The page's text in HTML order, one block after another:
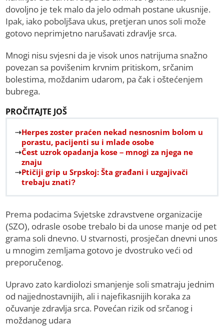
dovoljno je tek malo da jelo odmah postane ukusnije.
Ipak, iako poboljšava ukus, pretjeran unos soli može
gotovo neprimjetno narušavati zdravlje srca.
Mnogi nisu svjesni da je visok unos natrijuma snažno
povezan sa povišenim krvnim pritiskom, srčanim
bolestima, moždanim udarom, pa čak i oštećenjem
bubrega.
PROČITAJTE JOŠ
Herpes zoster praćen nekad nesnosnim bolom u
porastu, pacijenti su i mlade osobe
Čest uzrok opadanja kose – mnogi za njega ne
znaju
Ptičiji grip u Srpskoj: Šta građani i uzgajivači
trebaju znati?
Prema podacima Svjetske zdravstvene organizacije
(SZO), odrasle osobe trebalo bi da unose manje od pet
grama soli dnevno. U stvarnosti, prosječan dnevni unos
u mnogim zemljama gotovo je dvostruko veći od
preporučenog.
Upravo zato kardiolozi smanjenje soli smatraju jednim
od najjednostavnijih, ali i najefikasnijih koraka za
očuvanje zdravlja srca. Povećan rizik od srčanog i
moždanog udara